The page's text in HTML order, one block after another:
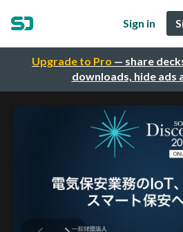
Upgrade to Pro — share
downloads, hide ads
Sign in